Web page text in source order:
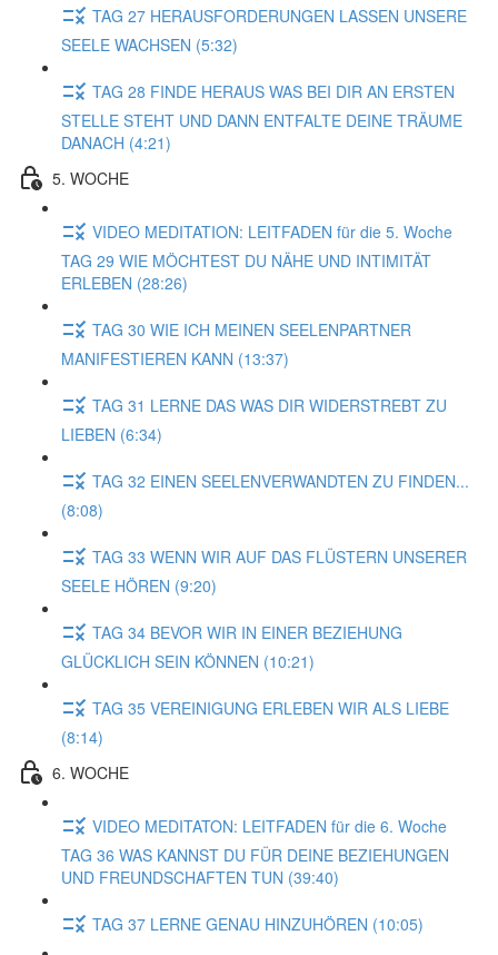
TAG 27 HERAUSFORDERUNGEN LASSEN UNSERE
SEELE WACHSEN (5:32)
TAG 28 FINDE HERAUS WAS BEI DIR AN ERSTEN
STELLE STEHT UND DANN ENTFALTE DEINE TRÄUME
DANACH (4:21)
5. WOCHE
VIDEO MEDITATION: LEITFADEN für die 5. Woche
TAG 29 WIE MÖCHTEST DU NÄHE UND INTIMITÄT
ERLEBEN (28:26)
TAG 30 WIE ICH MEINEN SEELENPARTNER
MANIFESTIEREN KANN (13:37)
TAG 31 LERNE DAS WAS DIR WIDERSTREBT ZU
LIEBEN (6:34)
TAG 32 EINEN SEELENVERWANDTEN ZU FINDEN...
(8:08)
TAG 33 WENN WIR AUF DAS FLÜSTERN UNSERER
SEELE HÖREN (9:20)
TAG 34 BEVOR WIR IN EINER BEZIEHUNG
GLÜCKLICH SEIN KÖNNEN (10:21)
TAG 35 VEREINIGUNG ERLEBEN WIR ALS LIEBE
(8:14)
6. WOCHE
VIDEO MEDITATON: LEITFADEN für die 6. Woche
TAG 36 WAS KANNST DU FÜR DEINE BEZIEHUNGEN
UND FREUNDSCHAFTEN TUN (39:40)
TAG 37 LERNE GENAU HINZUHÖREN (10:05)